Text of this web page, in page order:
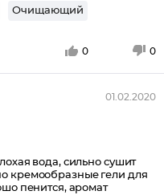
Очищающий
0 0
01.02.2020
вода, сильно сушит
кремообразные гели для
пенится, аромат